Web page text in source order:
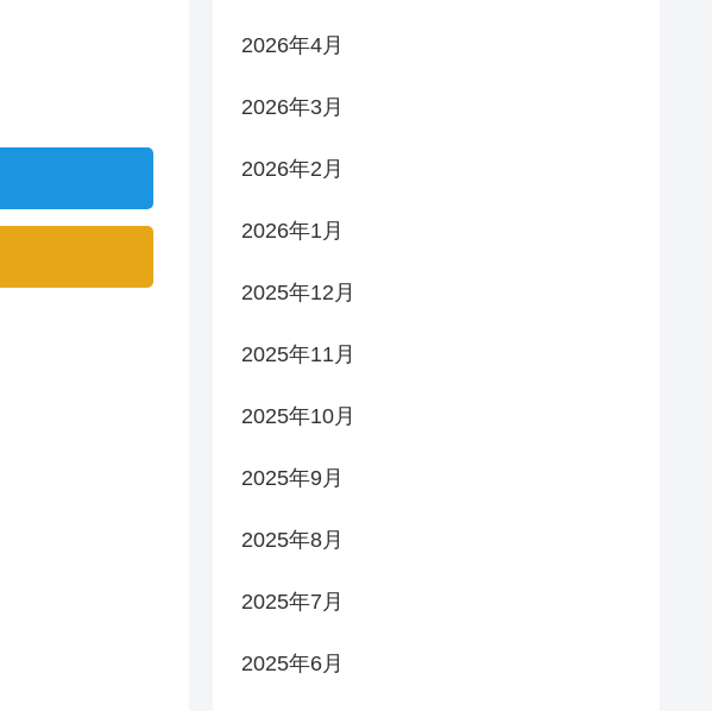
2026年4月
2026年3月
2026年2月
2026年1月
2025年12月
2025年11月
2025年10月
2025年9月
2025年8月
2025年7月
2025年6月